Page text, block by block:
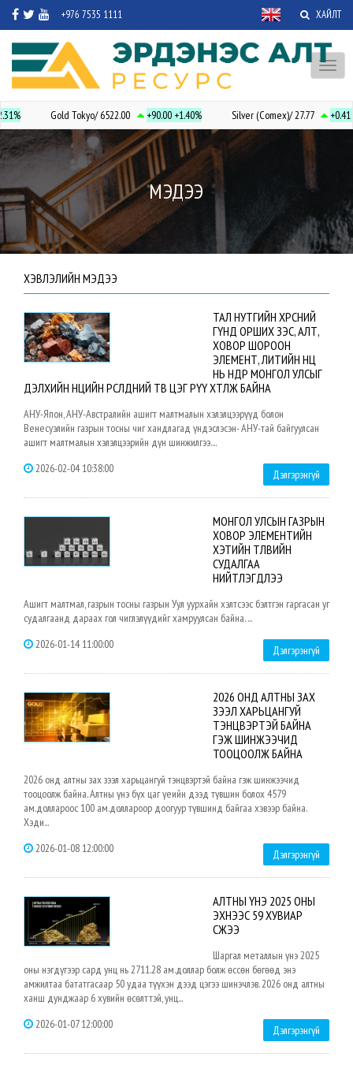
+976 7535 1111 ХАЙЛТ
Gold Tokyo/ 6522.00 +90.00+1.40% Silver (Comex)/ 27.77 +0.41
МЭДЭЭ
ХЭВЛЭЛИЙН МЭДЭЭ
ТАЛ НУТГИЙН ХӨРСНИЙ
ГҮНД ОРШИХ ЗЭС, АЛТ,
ХОВОР ШОРООН
ЭЛЕМЕНТ, ЛИТИЙН НӨӨЦ
НЬ ӨНӨӨДӨР МОНГОЛ УЛСЫГ
ДЭЛХИЙН НӨӨЦИЙН ӨРСӨЛДӨӨНИЙ ТӨВ ЦЭГ РҮҮ ХӨТӨЛЖ БАЙНА
АНУ-Япон, АНУ-Австралийн ашигт малтмалын хэлэлцээрүүд болон
Венесуэлийн газрын тосны чиг хандлагад үндэслэсэн- АНУ-тай байгуулсан
ашигт малтмалын хэлэлцээрийн дүн шинжилгээ....
2026-02-04 10:38:00
Дэлгэрэнгүй
МОНГОЛ УЛСЫН ГАЗРЫН
ХОВОР ЭЛЕМЕНТИЙН
ХЭТИЙН ТӨЛВИЙН
СУДАЛГАА
НИЙТЛЭГДЛЭЭ
Ашигт малтмал, газрын тосны газрын Уул уурхайн хэлтсээс бэлтгэн гаргасан уг
судалгаанд дараах гол чиглэлүүдийг хамруулсан байна. ...
2026-01-14 11:00:00
Дэлгэрэнгүй
2026 ОНД АЛТНЫ ЗАХ
ЗЭЭЛ ХАРЬЦАНГУЙ
ТЭНЦВЭРТЭЙ БАЙНА
ГЭЖ ШИНЖЭЭЧИД
ТООЦООЛЖ БАЙНА
2026 онд алтны зах зээл харьцангуй тэнцвэртэй байна гэж шинжээчид
тооцоолж байна. Алтны үнэ бүх цаг үеийн дээд түвшин болох 4579
ам.доллароос 100 ам.доллароор доогуур түвшинд байгаа хэвээр байна.
Хэди...
2026-01-08 12:00:00
Дэлгэрэнгүй
АЛТНЫ ҮНЭ 2025 ОНЫ
ЭХНЭЭС 59 ХУВИАР
ӨСЖЭЭ
Шаргал металлын үнэ 2025
оны нэгдүгээр сард унц нь 2711.28 ам.доллар болж өссөн бөгөөд энэ
амжилтаа бататгасаар 50 удаа түүхэн дээд цэгээ шинэчлэв. 2026 онд алтны
ханш дунджаар 6 хувийн өсөлттэй, унц...
2026-01-07 12:00:00
Дэлгэрэнгүй